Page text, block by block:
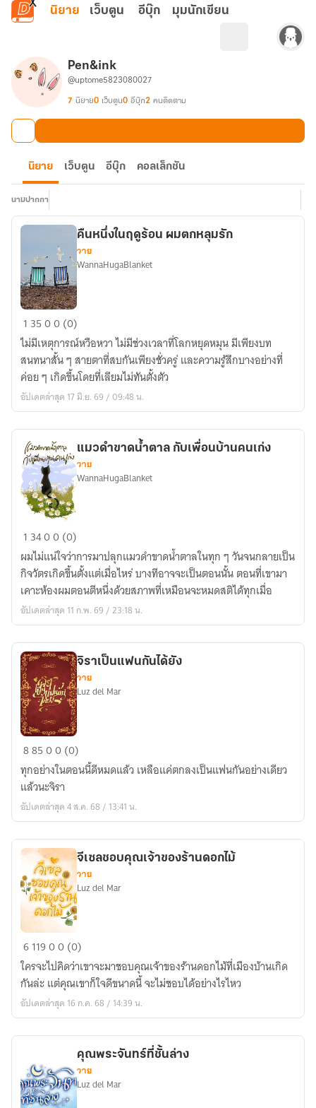
ข้ามไปยังเนื้อหาหลัก
นิยาย เว็บตูน อีบุ๊ก มุมนักเขียน
Pen&ink
@uptome5823080027
7 นิยาย0 เว็บตูน0 อีบุ๊ก2 คนติดตาม
นิยาย เว็บตูน อีบุ๊ก คอลเล็กชัน
นามปากกา
คืน
หนึ่ง
ใน
ฤดู
ร้อน
ผม
คืนหนึ่งในฤดูร้อน ผมตกหลุมรัก
วาย
WannaHugaBlanket
1 3500 (0)
ไม่มีเหตุการณ์หวือหวา ไม่มีช่วงเวลาที่โลกหยุดหมุน มีเพียงบท
สนทนาสั้น ๆ สายตาที่สบกันเพียงชั่วครู่ และความรู้สึกบางอย่างที่
ค่อย ๆ เกิดขึ้นโดยที่เลียมไม่ทันตั้งตัว
อัปเดตล่าสุด 17 มิ.ย. 69 / 09:48 น.
แมว
ดำ
ขาด
น้ำตาล
กับ
เพื่อน
คน
เก่ง
แมวดำขาดน้ำตาล กับเพื่อนบ้านคนเก่ง
วาย
WannaHugaBlanket
1 3400 (0)
ผมไม่แน่ใจว่าการมาปลุกแมวดำขาดน้ำตาลในทุก ๆ วันจนกลายเป็น
กิจวัตรเกิดขึ้นตั้งแต่เมื่อไหร่ บางทีอาจจะเป็นตอนนั้น ตอนที่เขามา
เคาะห้องผมตอนตีหนึ่งด้วยสภาพที่เหมือนจะหมดสติได้ทุกเมื่อ
อัปเดตล่าสุด 11 ก.พ. 69 / 23:18 น.
จิ
เป็น
แฟน
กัน
ยัง
จิราเป็นแฟนกันได้ยัง
วาย
Luz del Mar
88500 (0)
ทุกอย่างในตอนนี้ดีหมดแล้ว เหลือแค่ตกลงเป็นแฟนกันอย่างเดียว
แล้วนะจิรา
อัปเดตล่าสุด 4 ส.ค. 68 / 13:41 น.
จี
เซล
ชอบ
คุณ
เจ้าของ
จีเซลชอบคุณเจ้าของร้านดอกไม้
วาย
Luz del Mar
611900 (0)
ใครจะไปคิดว่าเขาจะมาชอบคุณเจ้าของร้านดอกไม้ที่เมืองบ้านเกิด
กันล่ะ แต่คุณเขาก็ใจดีขนาดนี้ จะไม่ชอบได้อย่างไรไหว
อัปเดตล่าสุด 16 ก.ค. 68 / 14:39 น.
คุณพระจันทร์ที่ชั้นล่าง
วาย
Luz del Mar